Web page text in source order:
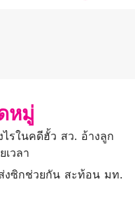
หมู่
ไรในคดีฮั้ว สว. อ้างลูก
เวลา
งซิกช่วยกัน สะท้อน มท.